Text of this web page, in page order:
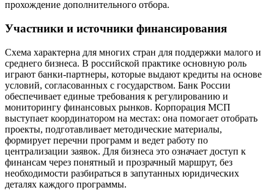
прохождение дополнительного отбора.
Участники и источники финансирования
Схема характерна для многих стран для поддержки малого и
среднего бизнеса. В российской практике основную роль
играют банки-партнеры, которые выдают кредиты на основе
условий, согласованных с государством. Банк России
обеспечивает единые требования к регулированию и
мониторингу финансовых рынков. Корпорация МСП
выступает координатором на местах: она помогает отобрать
проекты, подготавливает методические материалы,
формирует перечни программ и ведет работу по
централизации заявок. Для бизнеса это означает доступ к
финансам через понятный и прозрачный маршрут, без
необходимости разбираться в запутанных юридических
деталях каждого программы.